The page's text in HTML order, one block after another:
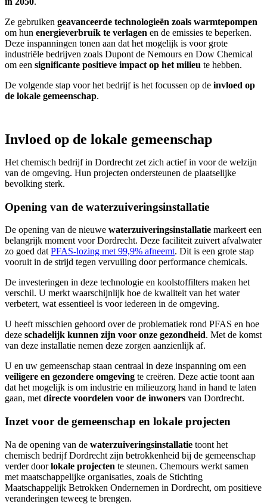
Ze gebruiken geavanceerde technologieën zoals warmtepompen
om hun energieverbruik te verlagen en de emissies te beperken.
Deze inspanningen tonen aan dat het mogelijk is voor grote
industriële bedrijven zoals Dupont de Nemours en Dow Chemical
om een significante positieve impact op het milieu te hebben.
De volgende stap voor het bedrijf is het focussen op de invloed op
de lokale gemeenschap.
Invloed op de lokale gemeenschap
Het chemisch bedrijf in Dordrecht zet zich actief in voor de welzijn
van de omgeving. Hun projecten ondersteunen de plaatselijke
bevolking sterk.
Opening van de waterzuiveringsinstallatie
De opening van de nieuwe waterzuiveringsinstallatie markeert een
belangrijk moment voor Dordrecht. Deze faciliteit zuivert afvalwater
zo goed dat PFAS-lozing met 99,9% afneemt. Dit is een grote stap
vooruit in de strijd tegen vervuiling door performance chemicals.
De investeringen in deze technologie en koolstoffilters maken het
verschil. U merkt waarschijnlijk hoe de kwaliteit van het water
verbetert, wat essentieel is voor iedereen in de omgeving.
U heeft misschien gehoord over de problematiek rond PFAS en hoe
deze schadelijk kunnen zijn voor onze gezondheid. Met de komst
van deze installatie nemen deze zorgen aanzienlijk af.
U en uw gemeenschap staan centraal in deze inspanning om een
veiligere en gezondere omgeving te creëren. Deze actie toont aan
dat het mogelijk is om industrie en milieuzorg hand in hand te laten
gaan, met directe voordelen voor de inwoners van Dordrecht.
Inzet voor de gemeenschap en lokale projecten
Na de opening van de waterzuiveringsinstallatie toont het
chemisch bedrijf Dordrecht zijn betrokkenheid bij de gemeenschap
verder doorlokale projecten te steunen. Chemours werkt samen
met maatschappelijke organisaties, zoals de Stichting
Maatschappelijk Betrokken Ondernemen in Dordrecht, om positieve
veranderingen teweeg te brengen.